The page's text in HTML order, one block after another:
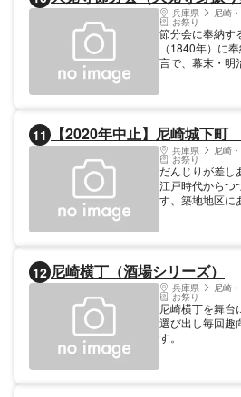
の活気が感じられます。 ※
ス感染拡大防止
兵庫県 尼崎
お祭り
節分会に奉納す
（1840年）に
言で、幕末・明
料）。節分会当
17:00・19:00の
国でも珍しい開
（兵庫県郷土玩
る。
11 【2020年中止】尼崎城下
兵庫県 尼崎
お祭り
だんじりが差し
江戸時代からつ
す、築地地区に
にも多くのだん
す。
12 尼崎横丁（酒場シリーズ）
兵庫県 尼崎
お祭り
尼崎横丁を舞台
選び出し毎回趣
す。